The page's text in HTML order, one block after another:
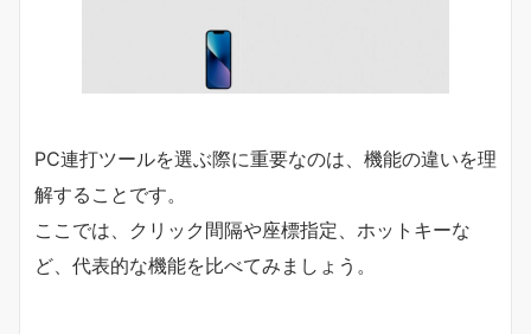
PC連打ツールを選ぶ際に重要なのは、機能の違いを理
解することです。
ここでは、クリック間隔や座標指定、ホットキーな
ど、代表的な機能を比べてみましょう。